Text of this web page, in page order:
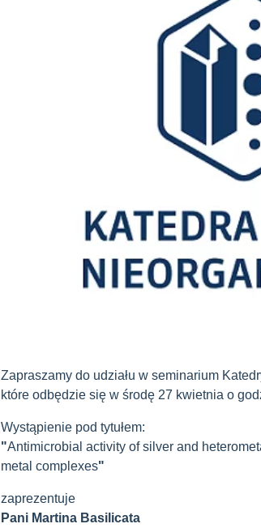
Zapraszamy do udziału w seminarium
które odbędzie się w środę 27 kwietnia o
Wystąpienie pod tytułem:
"Antimicrobial activity of silver and
metal complexes"
zaprezentuje
Pani Martina Basilicata